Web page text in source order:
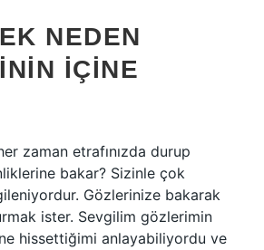
NEDEN
IÇINE
zaman etrafınızda durup
bakar? Sizinle çok
Gözlerinize bakarak
ister. Sevgilim gözlerimin
hissettiğimi anlayabiliyordu ve